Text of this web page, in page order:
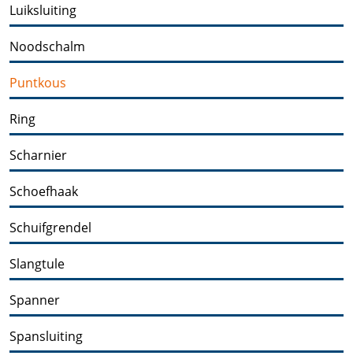
Luiksluiting
Noodschalm
Puntkous
Ring
Scharnier
Schoefhaak
Schuifgrendel
Slangtule
Spanner
Spansluiting